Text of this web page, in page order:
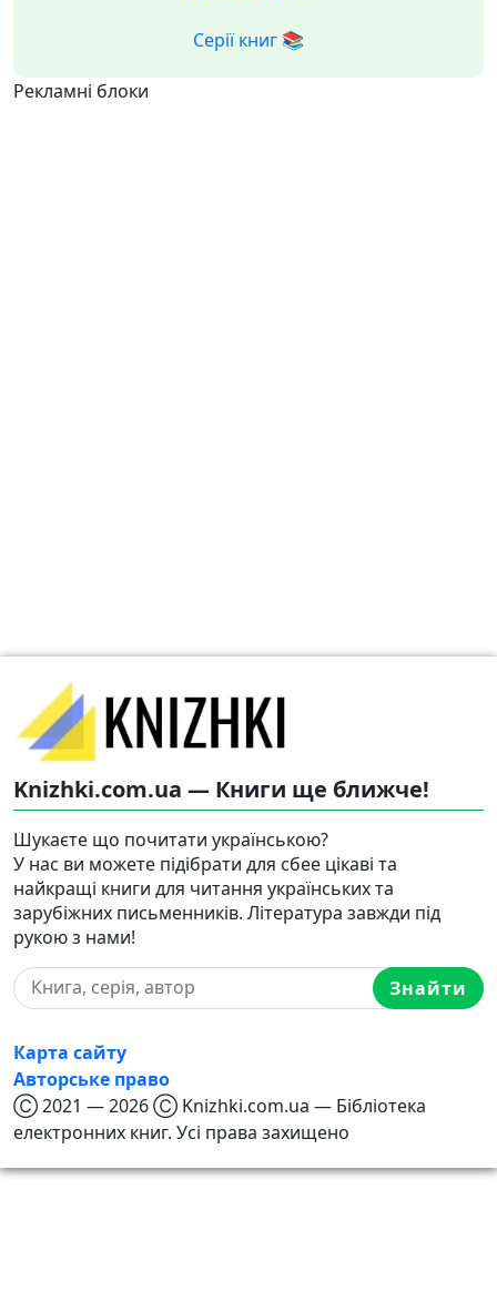
Серії книг 📚
Рекламні блоки
Knizhki.com.ua — Книги ще ближче!
Шукаєте що почитати українською?
У нас ви можете підібрати для сбее цікаві та
найкращі книги для читання українських та
зарубіжних письменників. Література завжди під
рукою з нами!
Знайти
Карта сайту
Авторське право
Ⓒ 2021 — 2026 Ⓒ Knizhki.com.ua — Бібліотека
електронних книг. Усі права захищено